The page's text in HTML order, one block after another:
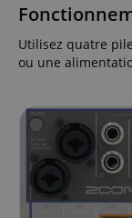
Utilisez quatre
ou une